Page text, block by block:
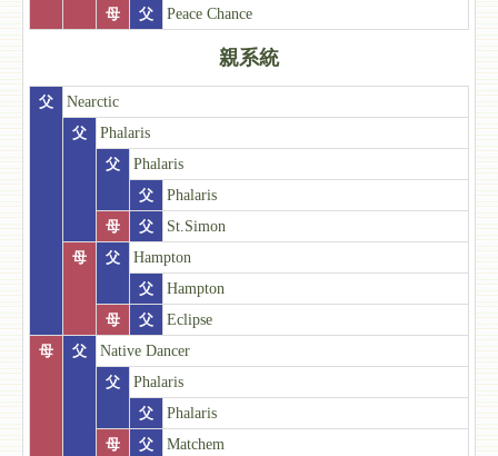
母
父 Peace Chance
親系統
父
Nearctic
父
Phalaris
父
Phalaris
父
Phalaris
母
父
St.Simon
母
父
Hampton
父
Hampton
母
父
Eclipse
母
父
Native Dancer
父
Phalaris
父
Phalaris
母
父
Matchem